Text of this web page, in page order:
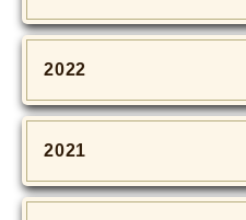
2022
2021